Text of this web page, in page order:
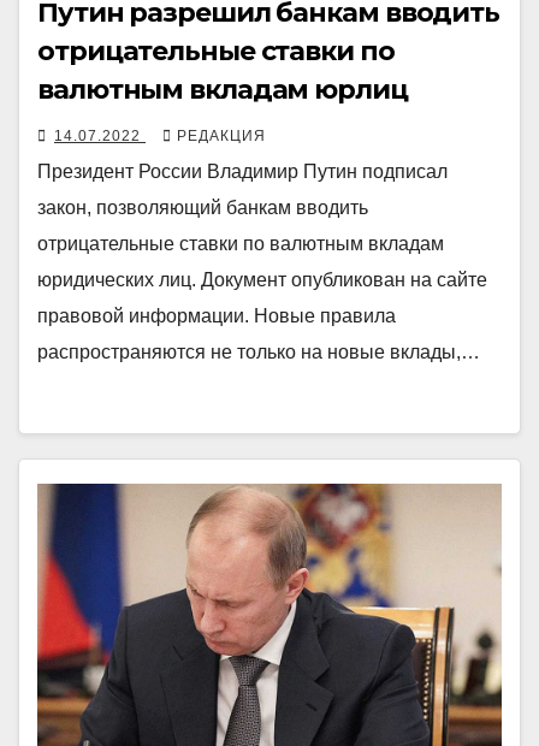
Путин разрешил банкам вводить
отрицательные ставки по
валютным вкладам юрлиц
14.07.2022 РЕДАКЦИЯ
Президент России Владимир Путин подписал
закон, позволяющий банкам вводить
отрицательные ставки по валютным вкладам
юридических лиц. Документ опубликован на сайте
правовой информации. Новые правила
распространяются не только на новые вклады,…